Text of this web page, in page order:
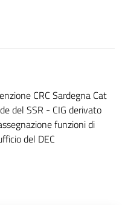
CRC Sardegna Cat
del SSR - CIG derivato
funzioni di
del DEC